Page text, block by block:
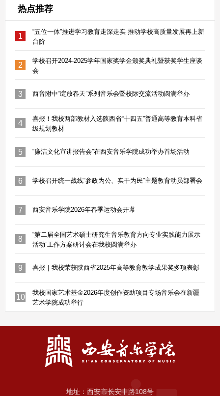
热点推荐
1
“五位一体”推进学习教育走深走实 推动学校高质量发展再上新
台阶
2
学校召开2024-2025学年国家奖学金颁奖典礼暨获奖学生座谈
会
3 西音附中“绽放春天”系列音乐会暨校际交流活动圆满举办
4
喜报！我校两部教材入选陕西省“十四五”普通高等教育本科省
级规划教材
5 “廉洁文化宣讲报告会”在西安音乐学院成功举办首场活动
6 学校召开统一战线“参政为公、实干为民”主题教育动员部署会
7 西安音乐学院2026年春季运动会开幕
8
“第二届全国艺术硕士研究生音乐教育方向专业实践能力展示
活动”工作方案研讨会在我校圆满举办
9 喜报｜我校荣获陕西省2025年高等教育教学成果奖多项表彰
10
我校国家艺术基金2026年度创作资助项目专场音乐会在新疆
艺术学院成功举行
地址：西安市长安中路108号